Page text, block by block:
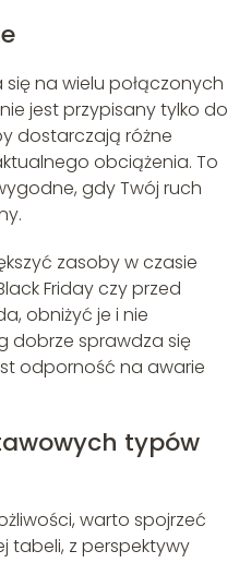
na wielu połączonych
jest przypisany tylko do
dostarczają różne
obciążenia. To
gdy Twój ruch
zasoby w czasie
Friday czy przed
obniżyć je i nie
dobrze sprawdza się
odporność na awarie
typów
warto spojrzeć
tabeli, z perspektywy